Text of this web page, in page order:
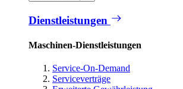
Dienstleistungen
Maschinen-Dienstleistungen
Service-On-Demand
Serviceverträge